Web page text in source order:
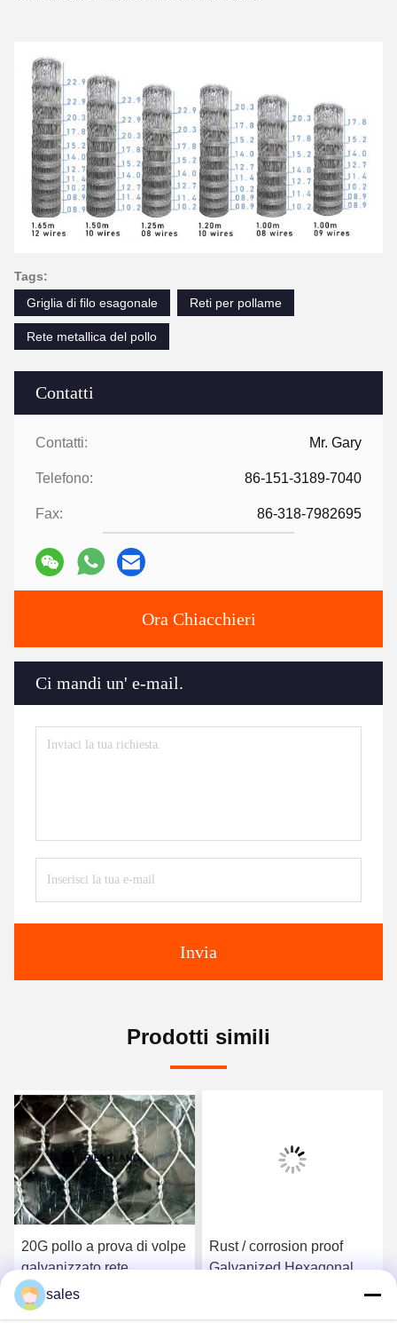
Contatti
Contatti: Mr. Gary
Telefono: 86-151-3189-7040
Fax: 86-318-7982695
Ora Chiacchieri
Ci mandi un' e-mail.
Invia
Tags:
Griglia di filo esagonale
Reti per pollame
Rete metallica del pollo
Prodotti simili
20G pollo a prova di volpe
galvanizzato rete
esagonale 36 pollici 150
piedi aspetto coerente
Rust / corrosion proof
Galvanized Hexagonal
sales